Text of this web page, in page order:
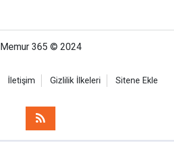
Memur 365 © 2024
İletişim Gizlilik İlkeleri Sitene Ekle